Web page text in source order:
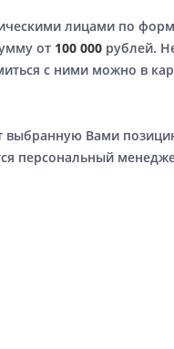
лицами по
от 100 000рублей.
с ними можно в
выбранную Вами
персональный